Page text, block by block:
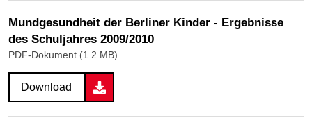
Mundgesundheit der Berliner Kinder - Ergebnisse
des Schuljahres 2009/2010
PDF-Dokument (1.2 MB)
Download